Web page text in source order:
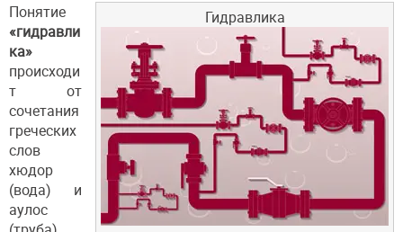
Гидравлика
Понятие
«гидравли
ка»
происходи
т от
сочетания
греческих
слов
хюдор
(вода) и
аулос